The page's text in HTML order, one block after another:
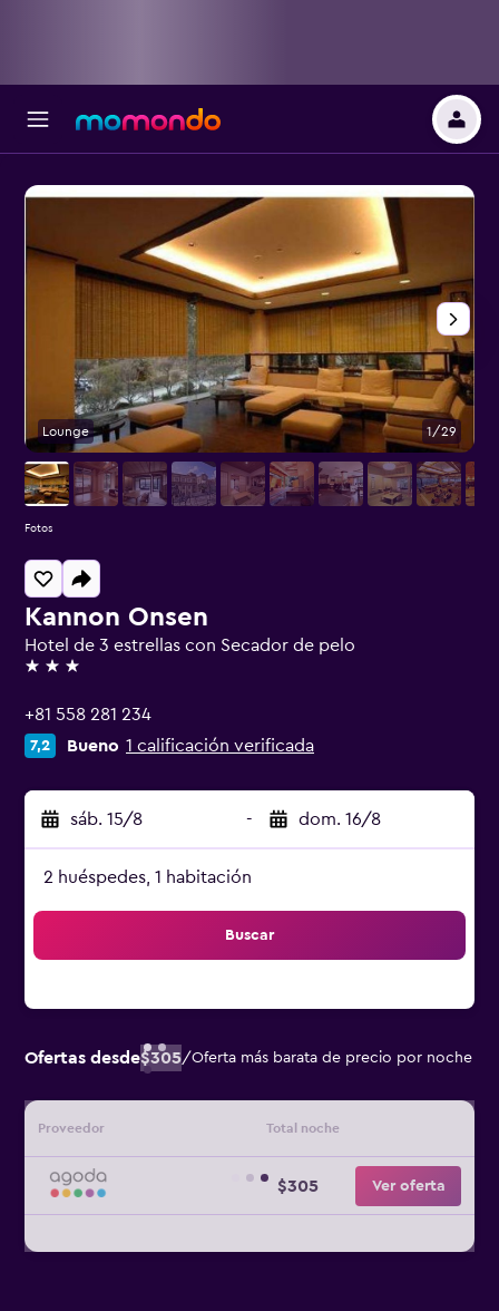
Kannon Onsen
Hotel de 3 estrellas con Secador de pelo
3 estrellas
+81 558 281 234
7,2 Bueno 1 calificación verificada
sáb. 15/8 - dom. 16/8
2 huéspedes, 1 habitación
Buscar
Ofertas desde$305/Oferta más barata de precio por noche
Proveedor Total noche
$305 Ver oferta
Lounge 1/29
Fotos